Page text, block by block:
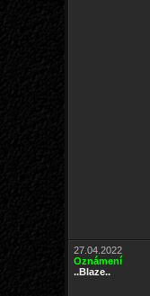
27.04.2022
Oznámení
..Blaze..